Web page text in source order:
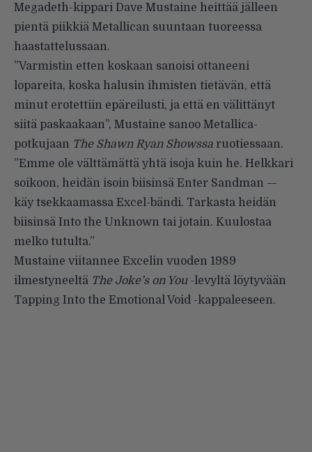
Megadeth-kippari Dave Mustaine heittää jälleen
pientä piikkiä Metallican suuntaan tuoreessa
haastattelussaan.
”Varmistin etten koskaan sanoisi ottaneeni
lopareita, koska halusin ihmisten tietävän, että
minut erotettiin epäreilusti, ja että en välittänyt
siitä paskaakaan”, Mustaine sanoo Metallica-
potkujaan The Shawn Ryan Showssa ruotiessaan.
”Emme ole välttämättä yhtä isoja kuin he. Helkkari
soikoon, heidän isoin biisinsä Enter Sandman —
käy tsekkaamassa Excel-bändi. Tarkasta heidän
biisinsä Into the Unknown tai jotain. Kuulostaa
melko tutulta.”
Mustaine viitannee Excelin vuoden 1989
ilmestyneeltä The Joke’s on You-levyltä löytyvään
Tapping Into the Emotional Void -kappaleeseen.